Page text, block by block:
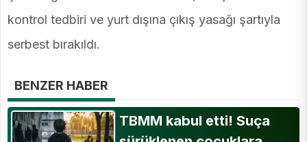
kontrol tedbiri ve yurt dışına çıkış yasağı şartıyla
serbest bırakıldı.
BENZER HABER
TBMM kabul etti! Suça